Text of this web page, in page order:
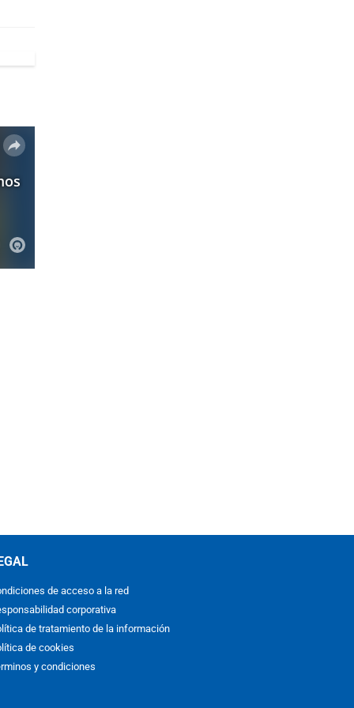
de acceso a la red
corporativa
de tratamiento de la información
de cookies
y condiciones